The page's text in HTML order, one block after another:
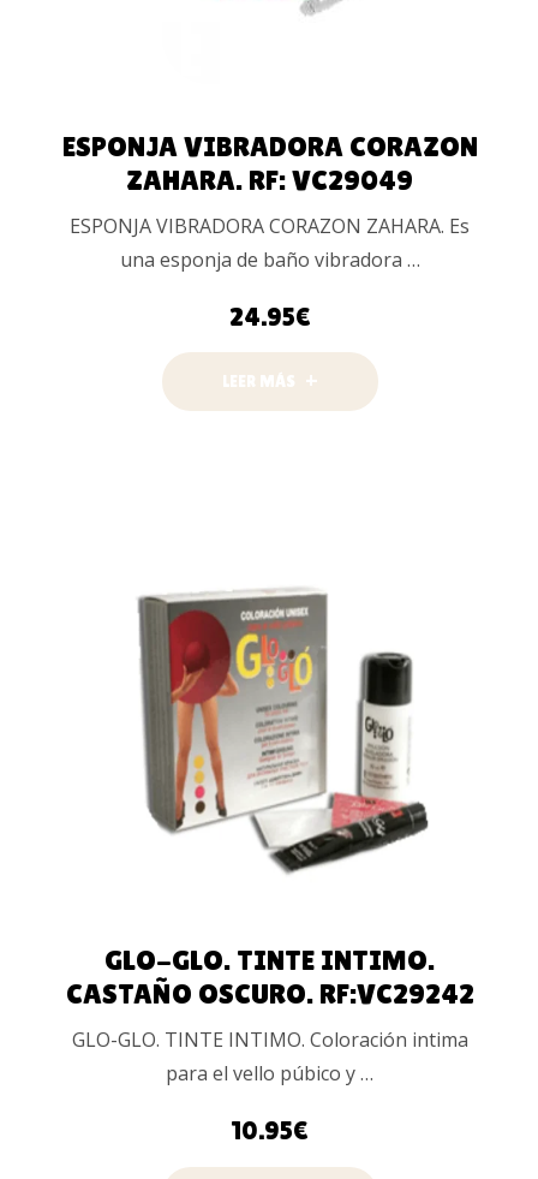
ESPONJA VIBRADORA CORAZON
ZAHARA. RF: VC29049
ESPONJA VIBRADORA CORAZON ZAHARA. Es
una esponja de baño vibradora …
24.95€
LEER MÁS
LEER MÁS
GLO-GLO. TINTE INTIMO.
CASTAÑO OSCURO. RF:VC29242
GLO-GLO. TINTE INTIMO. Coloración intima
para el vello púbico y …
10.95€